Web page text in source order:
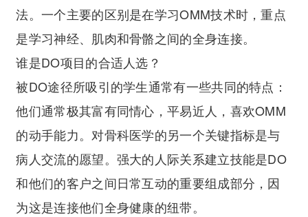
法。一个主要的区别是在学习OMM技术时，重点
是学习神经、肌肉和骨骼之间的全身连接。
谁是DO项目的合适人选？
被DO途径所吸引的学生通常有一些共同的特点：
他们通常极其富有同情心，平易近人，喜欢OMM
的动手能力。对骨科医学的另一个关键指标是与
病人交流的愿望。强大的人际关系建立技能是DO
和他们的客户之间日常互动的重要组成部分，因
为这是连接他们全身健康的纽带。